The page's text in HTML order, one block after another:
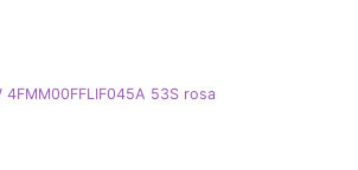
4FMM00FFLIF045A 53S rosa